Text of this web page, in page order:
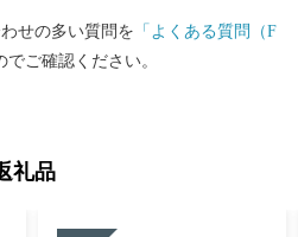
伊万里市はふるさと
ストップ特例申請受付業務を外部
せの多い質問を 「よくある質問（F
ご確認ください。
礼品